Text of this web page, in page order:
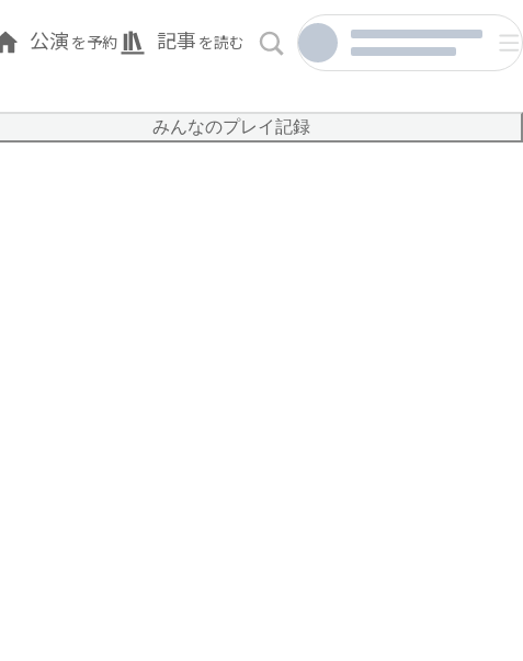
公演 を予約 記事 を読む
みんなのプレイ記録